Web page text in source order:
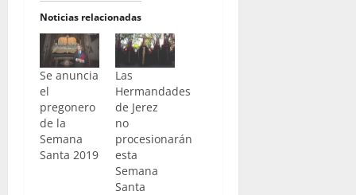
Noticias relacionadas
Se anuncia
el
pregonero
de la
Semana
Santa 2019
Las
Hermandades
de Jerez
no
procesionarán
esta
Semana
Santa